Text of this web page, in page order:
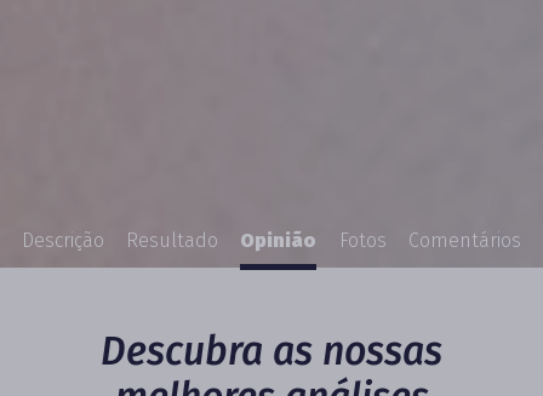
Descrição Resultado Opinião Fotos Comentários
Descubra as nossas